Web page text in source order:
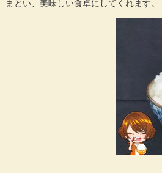
まとい、美味しい食卓にしてくれます。